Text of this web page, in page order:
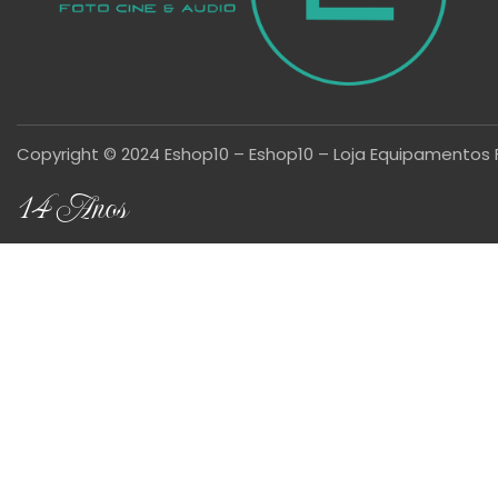
Copyright © 2024 Eshop10 – Eshop10 – Loja
14 Anos